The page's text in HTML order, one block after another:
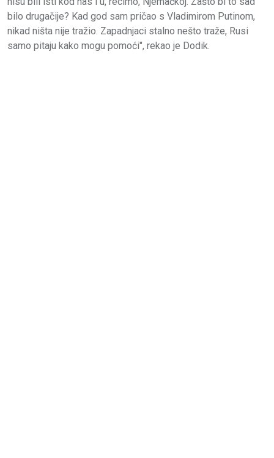
bilo drugačije? Kad god sam pričao s Vladimirom Putinom,
nikad ništa nije tražio. Zapadnjaci stalno nešto traže, Rusi
samo pitaju kako mogu pomoći", rekao je Dodik.